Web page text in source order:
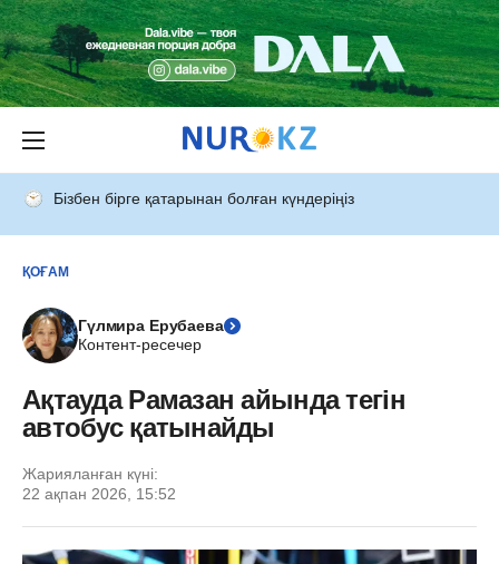
Бізбен бірге қатарынан болған күндеріңіз
ҚОҒАМ
Гүлмира Ерубаева
Контент-ресечер
Ақтауда Рамазан айында тегін
автобус қатынайды
Жарияланған күні:
22 ақпан 2026, 15:52